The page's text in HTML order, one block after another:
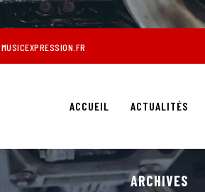
ACCUEIL ACTUALITÉS
ARCHIVES